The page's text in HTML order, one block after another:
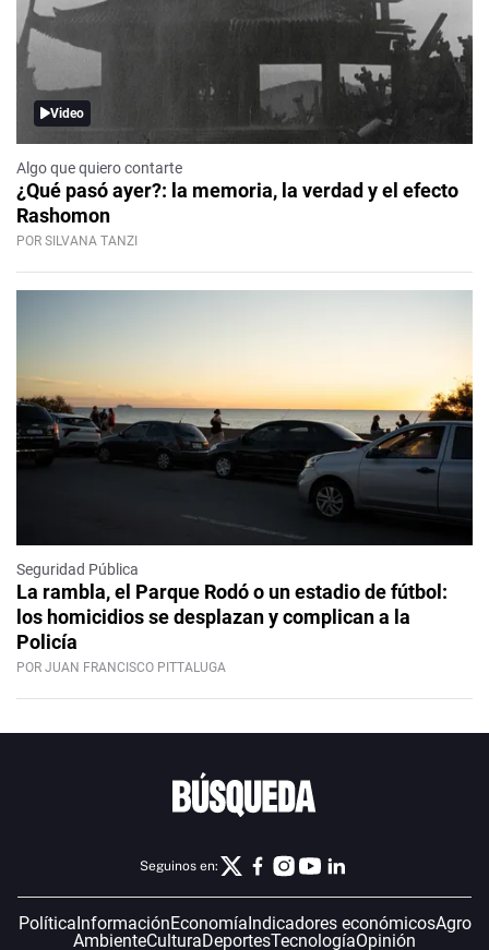
Video
Algo que quiero contarte
¿Qué pasó ayer?: la memoria, la verdad y el efecto
Rashomon
POR SILVANA TANZI
Seguridad Pública
La rambla, el Parque Rodó o un estadio de fútbol:
los homicidios se desplazan y complican a la
Policía
POR JUAN FRANCISCO PITTALUGA
Seguinos en:
Política InformaciónEconomía Indicadores económicosAgro
AmbienteCulturaDeportesTecnologíaOpinión